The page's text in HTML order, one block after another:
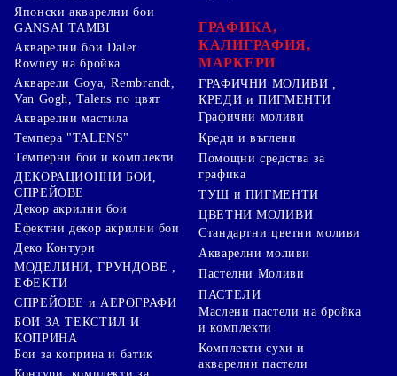
Японски акварелни бои
GANSAI TAMBI
Акварелни бои Daler
Rowney на бройка
Акварели Goya, Rembrandt,
Van Gogh, Talens по цвят
Акварелни мастила
Темпера "TALENS"
Темперни бои и комплекти
ДЕКОРАЦИОННИ БОИ,
СПРЕЙОВЕ
Декор акрилни бои
Ефектни декор акрилни бои
Деко Контури
МОДЕЛИНИ, ГРУНДОВЕ ,
ЕФЕКТИ
СПРЕЙОВЕ и АЕРОГРАФИ
БОИ ЗА ТЕКСТИЛ И
КОПРИНА
Бои за коприна и батик
ГРАФИКА,
КАЛИГРАФИЯ,
МАРКЕРИ
ГРАФИЧНИ МОЛИВИ ,
КРЕДИ и ПИГМЕНТИ
Графични моливи
Креди и въглени
Помощни средства за
графика
ТУШ и ПИГМЕНТИ
ЦВЕТНИ МОЛИВИ
Стандартни цветни моливи
Акварелни моливи
Пастелни Моливи
ПАСТЕЛИ
Маслени пастели на бройка
и комплекти
Комплекти сухи и
акварелни пастели